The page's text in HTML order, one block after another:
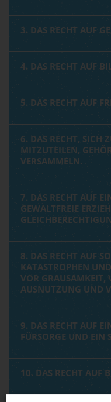
3. DAS RECHT AUF
4. DAS RECHT AUF
5. DAS RECHT AUF
6. DAS RECHT, SICH
MITZUTEILEN,
VERSAMMELN.
7. DAS RECHT AUF
GEWALTFREIE
8. DAS RECHT AUF
KATASTROPHEN
VOR GRAUSAMKEIT,
AUSNUTZUNG UND
9. DAS RECHT AUF
FÜRSORGE UND EIN
10. DAS RECHT AUF